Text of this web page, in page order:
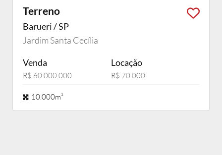
Terreno
Barueri / SP
Jardim Santa Cecília
Venda
R$ 60.000.000
Locação
R$ 70.000
10.000m²